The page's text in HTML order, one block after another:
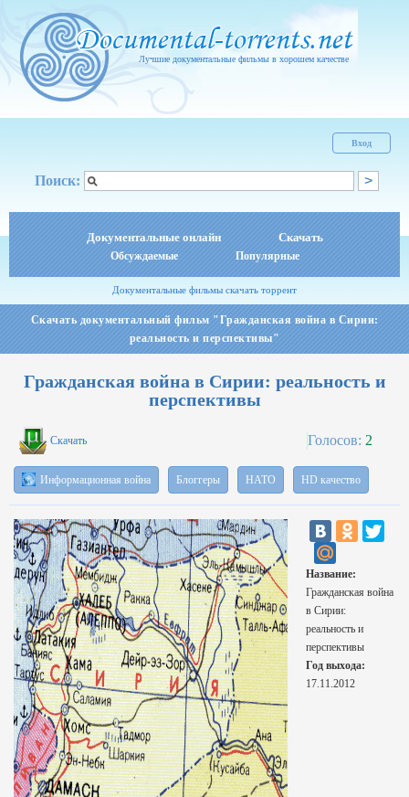
Лучшие документальные фильмы в хорошем качестве
Вход
Поиск:
Документальные онлайн Скачать
Обсуждаемые Популярные
Документальные фильмы скачать торрент
Скачать документальный фильм "Гражданская война в Сирии:
реальность и перспективы"
Гражданская война в Сирии: реальность и
перспективы
Скачать Голосов: 2
Информационная война Блоггеры НАТО HD качество
Название:
Гражданская война
в Сирии:
реальность и
перспективы
Год выхода:
17.11.2012